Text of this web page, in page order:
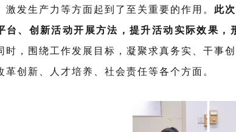
激发生产力等方面起到了至关重要的作用。 此
台、创新活动开展方法，提升活动实际效果
时，围绕工作发展目标，凝聚求真务实、干事
革创新、人才培养、社会责任等各个方面。